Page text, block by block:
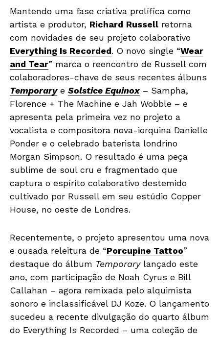
Mantendo uma fase criativa prolífica como
artista e produtor, Richard Russell retorna
com novidades de seu projeto colaborativo
Everything Is Recorded. O novo single “Wear
and Tear” marca o reencontro de Russell com
colaboradores-chave de seus recentes álbuns
Temporarye Solstice Equinox – Sampha,
Florence + The Machine e Jah Wobble – e
apresenta pela primeira vez no projeto a
vocalista e compositora nova-iorquina Danielle
Ponder e o celebrado baterista londrino
Morgan Simpson. O resultado é uma peça
sublime de soul cru e fragmentado que
captura o espírito colaborativo destemido
cultivado por Russell em seu estúdio Copper
House, no oeste de Londres.
Recentemente, o projeto apresentou uma nova
e ousada releitura de “Porcupine Tattoo”
destaque do álbum Temporarylançado este
ano, com participação de Noah Cyrus e Bill
Callahan – agora remixada pelo alquimista
sonoro e inclassificável DJ Koze. O lançamento
sucedeu a recente divulgação do quarto álbum
do Everything Is Recorded – uma coleção de